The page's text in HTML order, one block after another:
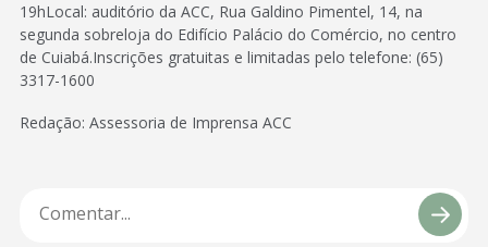
19hLocal: auditório da ACC, Rua Galdino Pimentel, 14, na
segunda sobreloja do Edifício Palácio do Comércio, no centro
de Cuiabá.Inscrições gratuitas e limitadas pelo telefone: (65)
3317-1600
Redação: Assessoria de Imprensa ACC